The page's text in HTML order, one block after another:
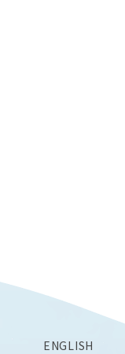
ENGLISH